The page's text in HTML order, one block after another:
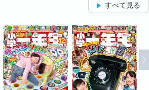
すべて見る